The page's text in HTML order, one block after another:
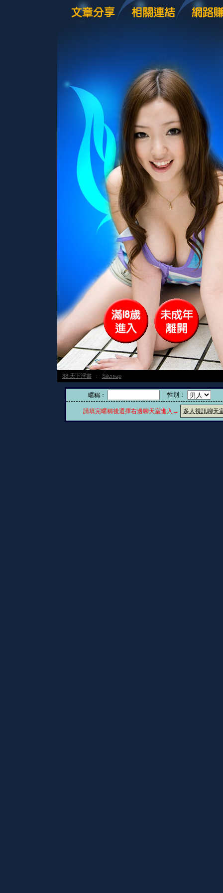
88 天下淫書 ： Sitemap
暱稱： 性別：
請填完暱稱後選擇右邊聊天室進入→ 多人視訊聊天